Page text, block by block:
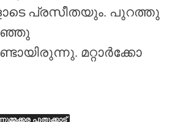
പ്രസീതയും. പുറത്തു
മറ്റാർക്കോ
പുതുക്കാട്